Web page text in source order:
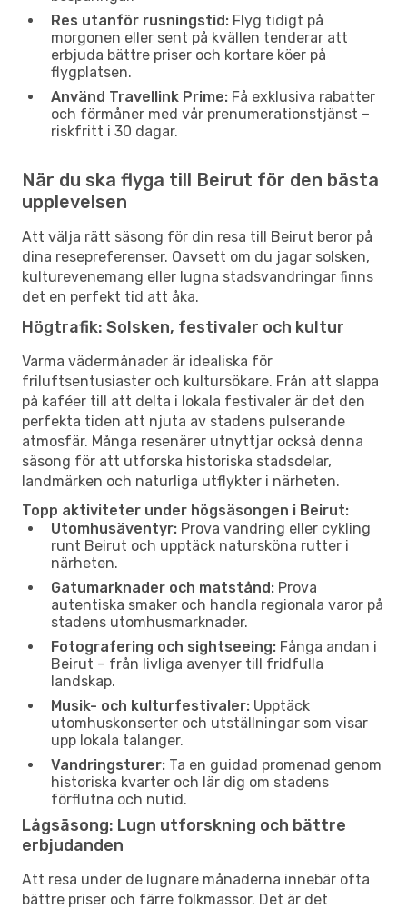
Res utanför rusningstid: Flyg tidigt på
morgonen eller sent på kvällen tenderar att
erbjuda bättre priser och kortare köer på
flygplatsen.
Använd Travellink Prime: Få exklusiva rabatter
och förmåner med vår prenumerationstjänst –
riskfritt i 30 dagar.
När du ska flyga till Beirut för den bästa
upplevelsen
Att välja rätt säsong för din resa till Beirut beror på
dina resepreferenser. Oavsett om du jagar solsken,
kulturevenemang eller lugna stadsvandringar finns
det en perfekt tid att åka.
Högtrafik: Solsken, festivaler och kultur
Varma vädermånader är idealiska för
friluftsentusiaster och kultursökare. Från att slappa
på kaféer till att delta i lokala festivaler är det den
perfekta tiden att njuta av stadens pulserande
atmosfär. Många resenärer utnyttjar också denna
säsong för att utforska historiska stadsdelar,
landmärken och naturliga utflykter i närheten.
Topp aktiviteter under högsäsongen i Beirut:
Utomhusäventyr: Prova vandring eller cykling
runt Beirut och upptäck natursköna rutter i
närheten.
Gatumarknader och matstånd: Prova
autentiska smaker och handla regionala varor på
stadens utomhusmarknader.
Fotografering och sightseeing: Fånga andan i
Beirut – från livliga avenyer till fridfulla
landskap.
Musik- och kulturfestivaler: Upptäck
utomhuskonserter och utställningar som visar
upp lokala talanger.
Vandringsturer: Ta en guidad promenad genom
historiska kvarter och lär dig om stadens
förflutna och nutid.
Lågsäsong: Lugn utforskning och bättre
erbjudanden
Att resa under de lugnare månaderna innebär ofta
bättre priser och färre folkmassor. Det är det